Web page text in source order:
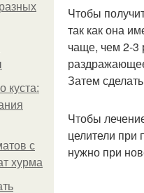
куста:
с
хурма
Чтобы
так как она
чаще, чем 2-3
Затем
Чтобы
целители при
нужно при